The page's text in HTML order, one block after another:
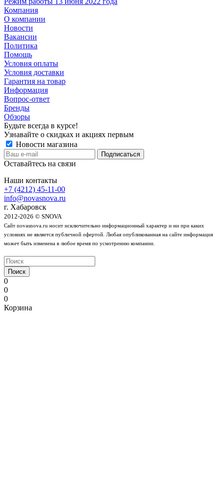
Компания
О компании
Новости
Вакансии
Политика
Помощь
Условия оплаты
Условия доставки
Гарантия на товар
Информация
Вопрос-ответ
Бренды
Обзоры
Будьте всегда в курсе!
Узнавайте о скидках и акциях первым
Новости магазина
Оставайтесь на связи
Наши контакты
+7 (4212) 45-11-00
info@novasnova.ru
г. Хабаровск
2012-2026 © SNOVA
Сайт novasnova.ru носит исключительно информационный характер и ни при каких
условиях не является публичной офертой. Любая опубликованная на сайте информация
может быть изменена в любое время по усмотрению компании.
Поиск
0
0
0
Корзина